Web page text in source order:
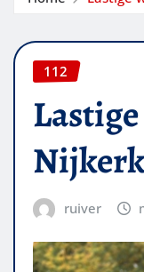
112
ruiver